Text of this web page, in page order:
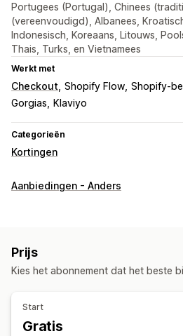
Portugees (Portugal), Chinees
(vereenvoudigd), Albanees,
Indonesisch, Koreaans, Litouws,
Thais, Turks, en Vietnamees
Werkt met
Checkout Shopify Flow Shopify-
Gorgias
Klaviyo
Categorieën
Kortingen
Soorten kortingen
Gratis verzending
Kortingen bij de checkout
Aangepaste kortingen
Aanbiedingen - Anders
Prijs
Kies het abonnement dat het beste
Start
Gratis